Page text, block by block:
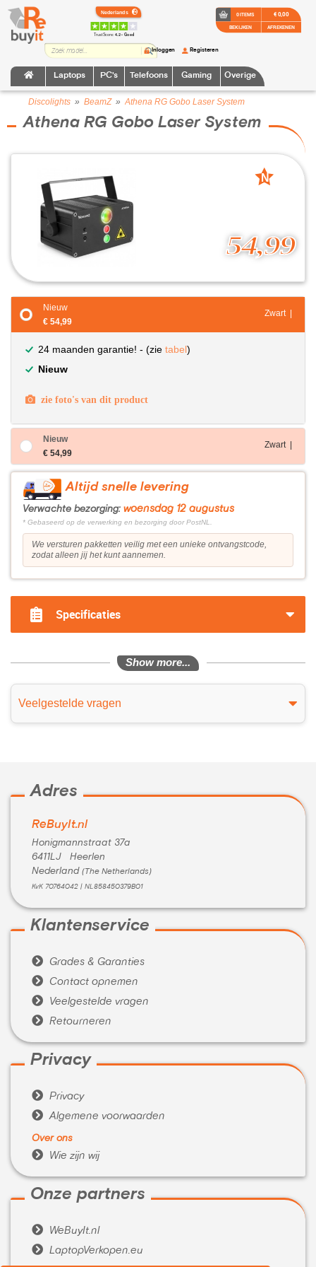
TrustScore:4.2 • Goed
Laptops PC's Telefoons Gaming Overige
Inloggen Registeren
0 ITEMS
BEKIJKEN
€ 0,00
AFREKENEN
Discolights » BeamZ» Athena RG Gobo Laser System
Athena RG Gobo Laser System
54,99
N
Nieuw
€ 54,99
Zwart |
24 maanden garantie! - (zie tabel)
Nieuw
zie foto's van dit product
Nieuw
€ 54,99
Zwart |
Altijd snelle levering
Verwachte bezorging: woensdag 12 augustus
* Gebaseerd op de verwerking en bezorging door PostNL.
We versturen pakketten veilig met een unieke ontvangstcode,
zodat alleen jij het kunt aannemen.
Specificaties
Show more...
Veelgestelde vragen
Adres
ReBuyIt.nl
Honigmannstraat 37a
6411LJ Heerlen
Nederland (The Netherlands)
KvK 70764042 | NL858450379B01
Klantenservice
 Grades & Garanties
 Contact opnemen
 Veelgestelde vragen
 Retourneren
Privacy
 Privacy
 Algemene voorwaarden
Over ons
 Wie zijn wij
Onze partners
 WeBuyIt.nl
 LaptopVerkopen.eu